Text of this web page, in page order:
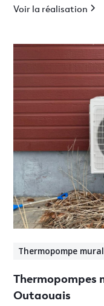
Voir la réalisation
Thermopompe
Thermopompes
Outaouais